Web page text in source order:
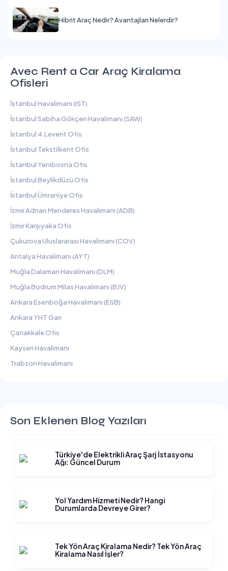
Hibrit Araç Nedir? Avantajları Nelerdir?
Avec Rent a Car Araç Kiralama
Ofisleri
İstanbul Havalimanı (IST)
İstanbul Sabiha Gökçen Havalimanı (SAW)
İstanbul 4.Levent Ofis
İstanbul Tekstilkent Ofis
İstanbul Yenibosna Ofis
İstanbul Beylikdüzü Ofis
İstanbul Ümraniye Ofis
İzmir Adnan Menderes Havalimanı (ADB)
İzmir Karşıyaka Ofis
Çukurova Uluslararası Havalimanı (COV)
Antalya Havalimanı (AYT)
Muğla Dalaman Havalimanı (DLM)
Muğla Bodrum Milas Havalimanı (BJV)
Ankara Esenboğa Havalimanı (ESB)
Ankara YHT Garı
Çanakkale Ofis
Kayseri Havalimanı
Trabzon Havalimanı
Son Eklenen Blog Yazıları
Türkiye'de Elektrikli Araç Şarj İstasyonu
Ağı: Güncel Durum
Yol Yardım Hizmeti Nedir? Hangi
Durumlarda Devreye Girer?
Tek Yön Araç Kiralama Nedir? Tek Yön Araç
Kiralama Nasıl İşler?